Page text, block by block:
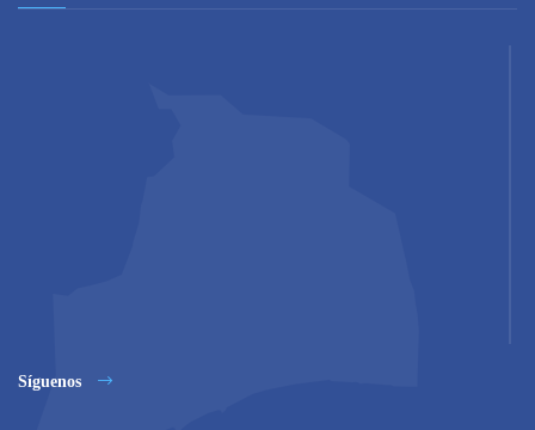
Síguenos